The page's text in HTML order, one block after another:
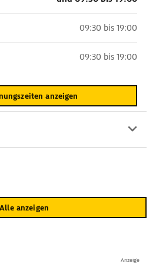
09:30 bis 19:00
09:30 bis 19:00
anzeigen
Alle anzeigen
Anzeige